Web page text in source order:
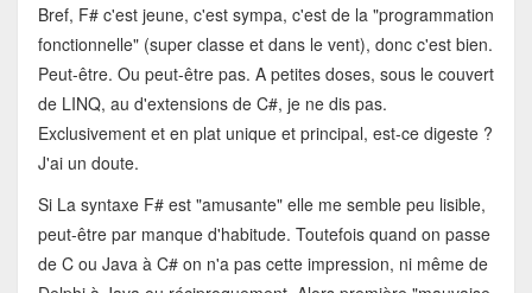
Bref, F# c'est jeune, c'est sympa, c'est de la "programmation
fonctionnelle" (super classe et dans le vent), donc c'est bien.
Peut-être. Ou peut-être pas. A petites doses, sous le couvert
de LINQ, au d'extensions de C#, je ne dis pas.
Exclusivement et en plat unique et principal, est-ce digeste ?
J'ai un doute.
Si La syntaxe F# est "amusante" elle me semble peu lisible,
peut-être par manque d'habitude. Toutefois quand on passe
de C ou Java à C# on n'a pas cette impression, ni même de